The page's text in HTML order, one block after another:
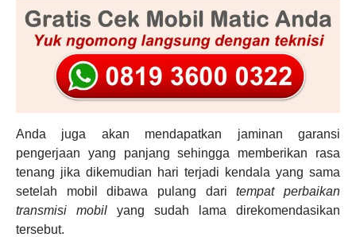
Anda juga akan mendapatkan jaminan garansi
pengerjaan yang panjang sehingga memberikan rasa
tenang jika dikemudian hari terjadi kendala yang sama
setelah mobil dibawa pulang daritempat perbaikan
transmisi mobil yang sudah lama direkomendasikan
tersebut.